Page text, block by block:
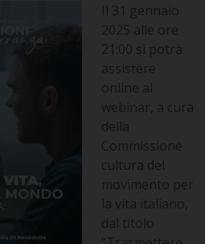
Il 31 gennaio
2025 alle ore
21:00 si potrà
assistere
online al
webinar, a cura
della
Commissione
cultura del
movimento per
la vita italiano,
dal titolo